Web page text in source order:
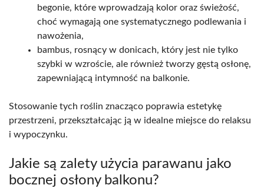
begonie, które wprowadzają kolor oraz świeżość,
choć wymagają one systematycznego podlewania i
nawożenia,
bambus, rosnący w donicach, który jest nie tylko
szybki w wzroście, ale również tworzy gęstą osłonę,
zapewniającą intymność na balkonie.
Stosowanie tych roślin znacząco poprawia estetykę
przestrzeni, przekształcając ją w idealne miejsce do relaksu
i wypoczynku.
Jakie są zalety użycia parawanu jako
bocznej osłony balkonu?